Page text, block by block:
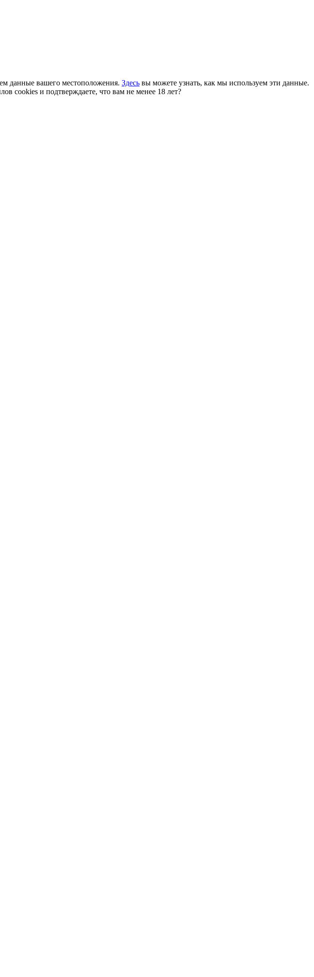
данные вашего местоположения. Здесь вы можете узнать, как мы используем эти данные.
cookies и подтверждаете, что вам не менее 18 лет?